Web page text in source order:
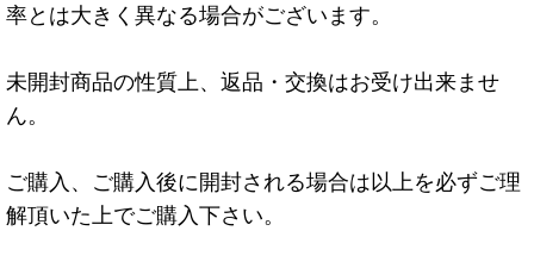
率とは大きく異なる場合がございます。
未開封商品の性質上、返品・交換はお受け出来ませ
ん。
ご購入、ご購入後に開封される場合は以上を必ずご理
解頂いた上でご購入下さい。